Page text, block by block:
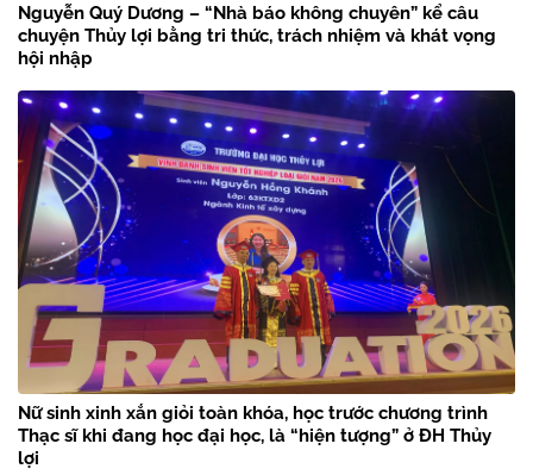
Nguyễn Quý Dương – “Nhà báo không chuyên” kể câu
chuyện Thủy lợi bằng tri thức, trách nhiệm và khát vọng
hội nhập
Nữ sinh xinh xắn giỏi toàn khóa, học trước chương trình
Thạc sĩ khi đang học đại học, là “hiện tượng” ở ĐH Thủy
lợi